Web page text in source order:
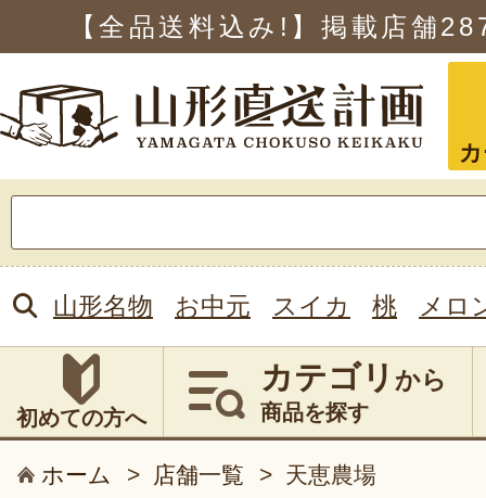
【全品送料込み!】掲載店舗
索:
山形名物 お中元 スイカ 桃 メロ
初めての方へ
カテゴリ から
商品を探す
ホーム > 店舗一覧 > 天恵農場